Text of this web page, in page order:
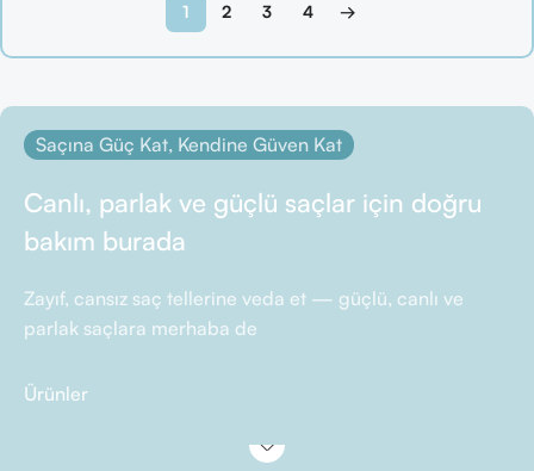
1 2 3 4 →
Saçına Güç Kat, Kendine Güven Kat
Canlı, parlak ve güçlü saçlar için doğru
bakım burada
Zayıf, cansız saç tellerine veda et — güçlü, canlı ve
parlak saçlara merhaba de
Ürünler